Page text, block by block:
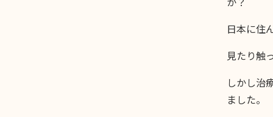
日本に住
見たり触
しかし治
ました。